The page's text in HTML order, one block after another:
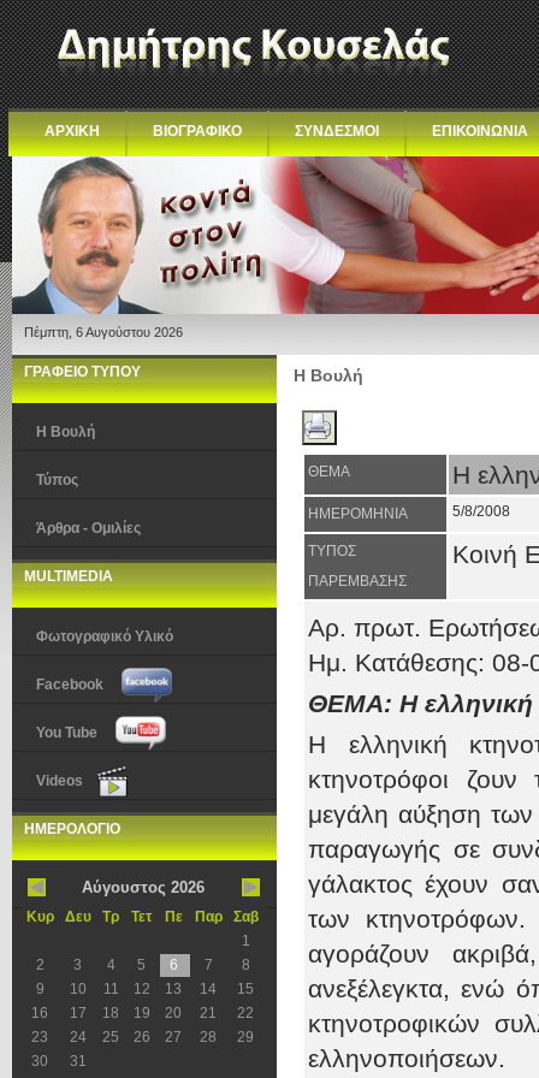
ΑΡΧΙΚΗ ΒΙΟΓΡΑΦΙΚΟ ΣΥΝΔΕΣΜΟΙ ΕΠΙΚΟΙΝΩΝΙΑ
Πέμπτη, 6 Αυγούστου 2026
ΓΡΑΦΕΙΟ ΤΥΠΟΥ
Η Βουλή
Τύπος
Άρθρα - Ομιλίες
MULTIMEDIA
Φωτογραφικό Υλικό
Facebook
You Tube
Videos
ΗΜΕΡΟΛΟΓΙΟ
Αύγουστος 2026
Κυρ Δευ Τρ Τετ Πε Παρ
Σαβ
1
2
3 4 5 6 7
8
9
10 11 12 13 14
15
16
17 18 19 20 21
22
23
24 25 26 27 28
29
30
31
Η Βουλή
ΘΕΜΑ Η
ΗΜΕΡΟΜΗΝΙΑ 5/8/2008
ΤΥΠΟΣ
ΠΑΡΕΜΒΑΣΗΣ
Κοινή
Αρ. πρωτ.
Ημ. Κατάθεσης: 08-
ΘΕΜΑ: Η ελληνική
Η ελληνική
κτηνοτρόφοι
μεγάλη αύξηση των
παραγωγής σε
γάλακτος έχουν
των κτηνοτρόφων.
αγοράζουν
ανεξέλεγκτα, ενώ
κτηνοτροφικών
ελληνοποιήσεων.